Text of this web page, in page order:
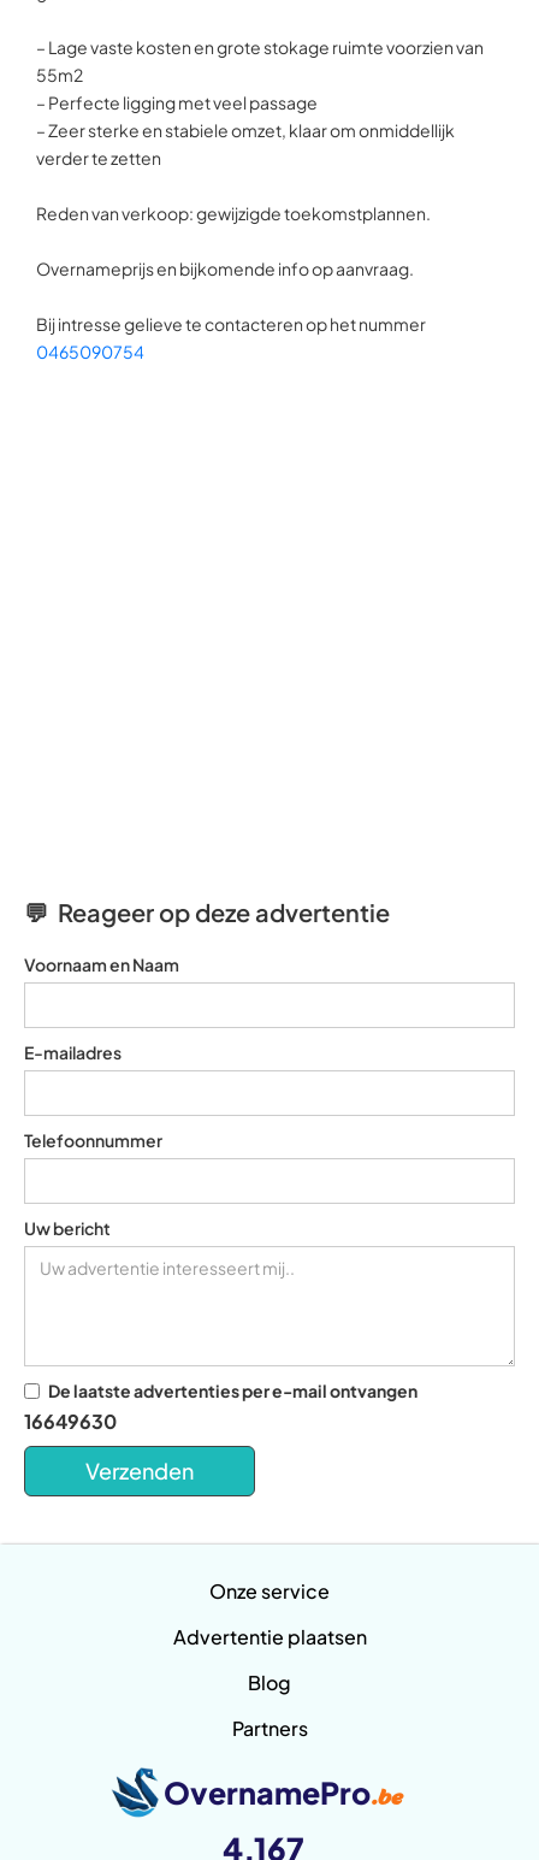
– Lage vaste kosten en grote stokage ruimte voorzien van
55m2
– Perfecte ligging met veel passage
– Zeer sterke en stabiele omzet, klaar om onmiddellijk
verder te zetten
Reden van verkoop: gewijzigde toekomstplannen.
Overnameprijs en bijkomende info op aanvraag.
Bij intresse gelieve te contacteren op het nummer
0465090754
💬 Reageer op deze advertentie
Voornaam en Naam
E-mailadres
Telefoonnummer
Uw bericht
De laatste advertenties per e-mail ontvangen
16649630
Onze service
Advertentie plaatsen
Blog
Partners
OvernamePro.be
4,167